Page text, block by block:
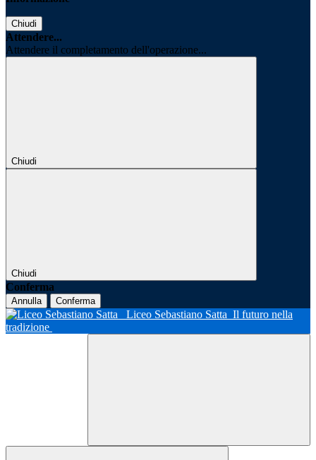
Chiudi
Attendere...
Attendere il completamento dell'operazione...
Chiudi
Chiudi
Conferma
Annulla Conferma
Liceo Sebastiano Satta Il futuro nella
tradizione